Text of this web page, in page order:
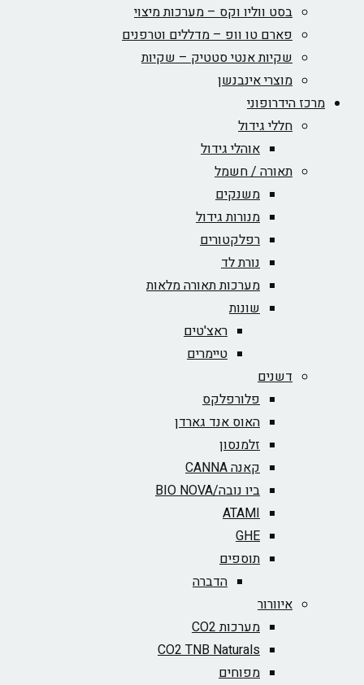
בסט ווליו וקס – מערכות מיצוי
פארם טו וופ – מדללים וטרפנים
שקיות אנטי סטטיק – שקיות
מוצרי אינבנשן
מרכז הידרופוני
חללי גידול
אוהלי גידול
תאורה / חשמל
משנקים
מנורות גידול
רפלקטורים
נורת לד
מערכות תאורה מלאות
שונות
ראצ'טים
טיימרים
דשנים
פלורפלקס
האוס אנד גארדן
זלמנסון
קאנה CANNA
ביו נובה/BIO NOVA‏
ATAMI
GHE
תוספים
הדברה
איוורור
מערכות CO2
CO2 TNB Naturals
מפוחים